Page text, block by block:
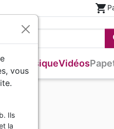
shopping_cart
MusiqueVidéos
vous
Ils
la